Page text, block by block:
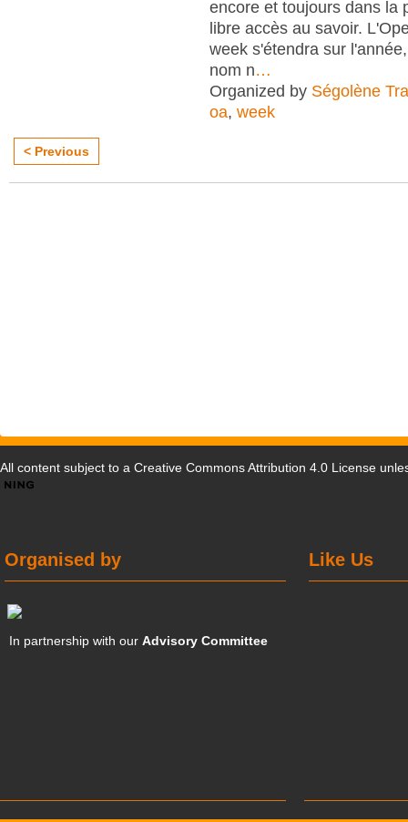
encore et toujours dans la
libre accès au savoir.
week s'étendra sur
nom n…
Organized by Ségolène
oa, week
< Previous
All content subject to a Creative Commons Attribution 4.0 License
Like Us
Organised by
In partnership with ourAdvisory Committee